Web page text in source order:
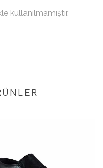
kullanılmamıştır.